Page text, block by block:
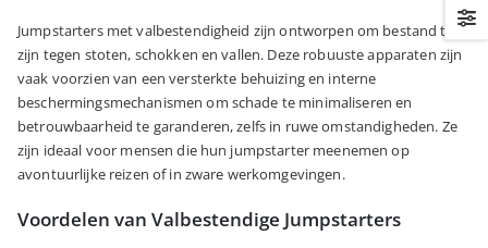
Jumpstarters met valbestendigheid zijn ontworpen om bestand te
zijn tegen stoten, schokken en vallen. Deze robuuste apparaten zijn
vaak voorzien van een versterkte behuizing en interne
beschermingsmechanismen om schade te minimaliseren en
betrouwbaarheid te garanderen, zelfs in ruwe omstandigheden. Ze
zijn ideaal voor mensen die hun jumpstarter meenemen op
avontuurlijke reizen of in zware werkomgevingen.
Voordelen van Valbestendige Jumpstarters